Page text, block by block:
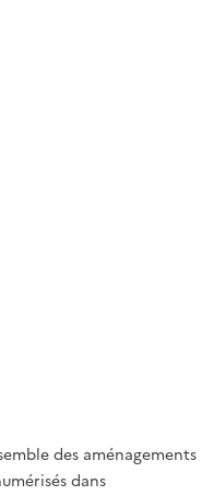
des aménagements
dans